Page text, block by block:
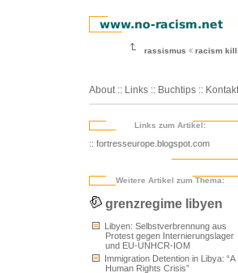
rassismus racism
About :: Links :: Buchtips :: Kontakt
Links zum Artikel:
:: fortresseurope.blogspot.com
Weitere Artikel zum Thema:
grenzregime libyen
Libyen: Selbstverbrennung aus
Protest gegen Internierungslager
und EU-UNHCR-IOM
Immigration Detention in Libya: “A
Human Rights Crisis”